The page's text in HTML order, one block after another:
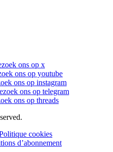
ons op x
ons op youtube
ons op instagram
ons op telegram
ons op threads
cookies
d’abonnement